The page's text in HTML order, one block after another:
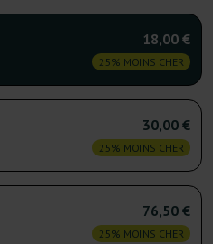
18,00 €
25% MOINS CHER
30,00 €
25% MOINS CHER
76,50 €
25% MOINS CHER